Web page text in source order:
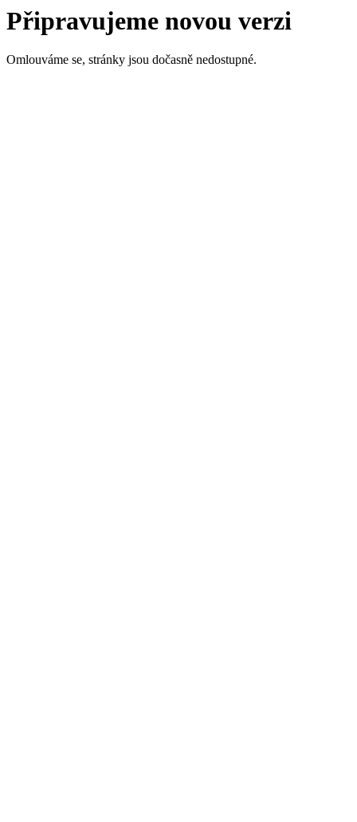
Připravujeme novou verzi
Omlouváme se, stránky jsou dočasně nedostupné.